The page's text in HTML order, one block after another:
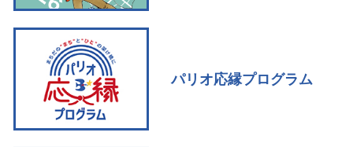
パリオ応縁プログラム